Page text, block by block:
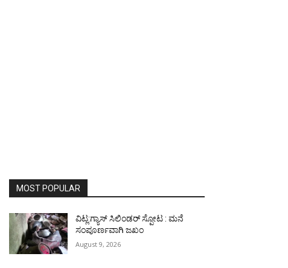
MOST POPULAR
ವಿಟ್ಲ:ಗ್ಯಾಸ್ ಸಿಲಿಂಡರ್ ಸ್ಪೋಟ : ಮನೆ
ಸಂಪೂರ್ಣವಾಗಿ ಜಖಂ
August 9, 2026